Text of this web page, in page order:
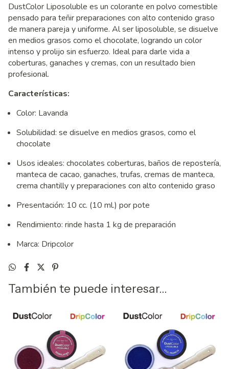
DustColor Liposoluble es un colorante en polvo comestible
pensado para teñir preparaciones con alto contenido graso
de manera pareja y uniforme. Al ser liposoluble, se disuelve
en medios grasos como el chocolate, logrando un color
intenso y prolijo sin esfuerzo. Ideal para darle vida a
coberturas, ganaches y cremas, con un resultado bien
profesional.
Características:
Color: Lavanda
Solubilidad: se disuelve en medios grasos, como el
chocolate
Usos ideales: chocolates coberturas, baños de repostería,
manteca de cacao, ganaches, trufas, cremas de manteca,
crema chantilly y preparaciones con alto contenido graso
Presentación: 10 cc. (10 ml.) por pote
Rendimiento: rinde hasta 1 kg de preparación
Marca: Dripcolor
También te puede interesar...